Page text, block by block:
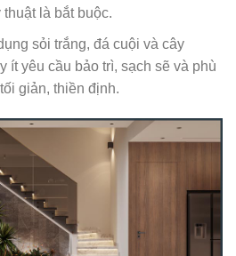
là bắt buộc.
sỏi trắng, đá cuội và cây
ít yêu cầu bảo trì, sạch sẽ và phù
giản, thiền định.